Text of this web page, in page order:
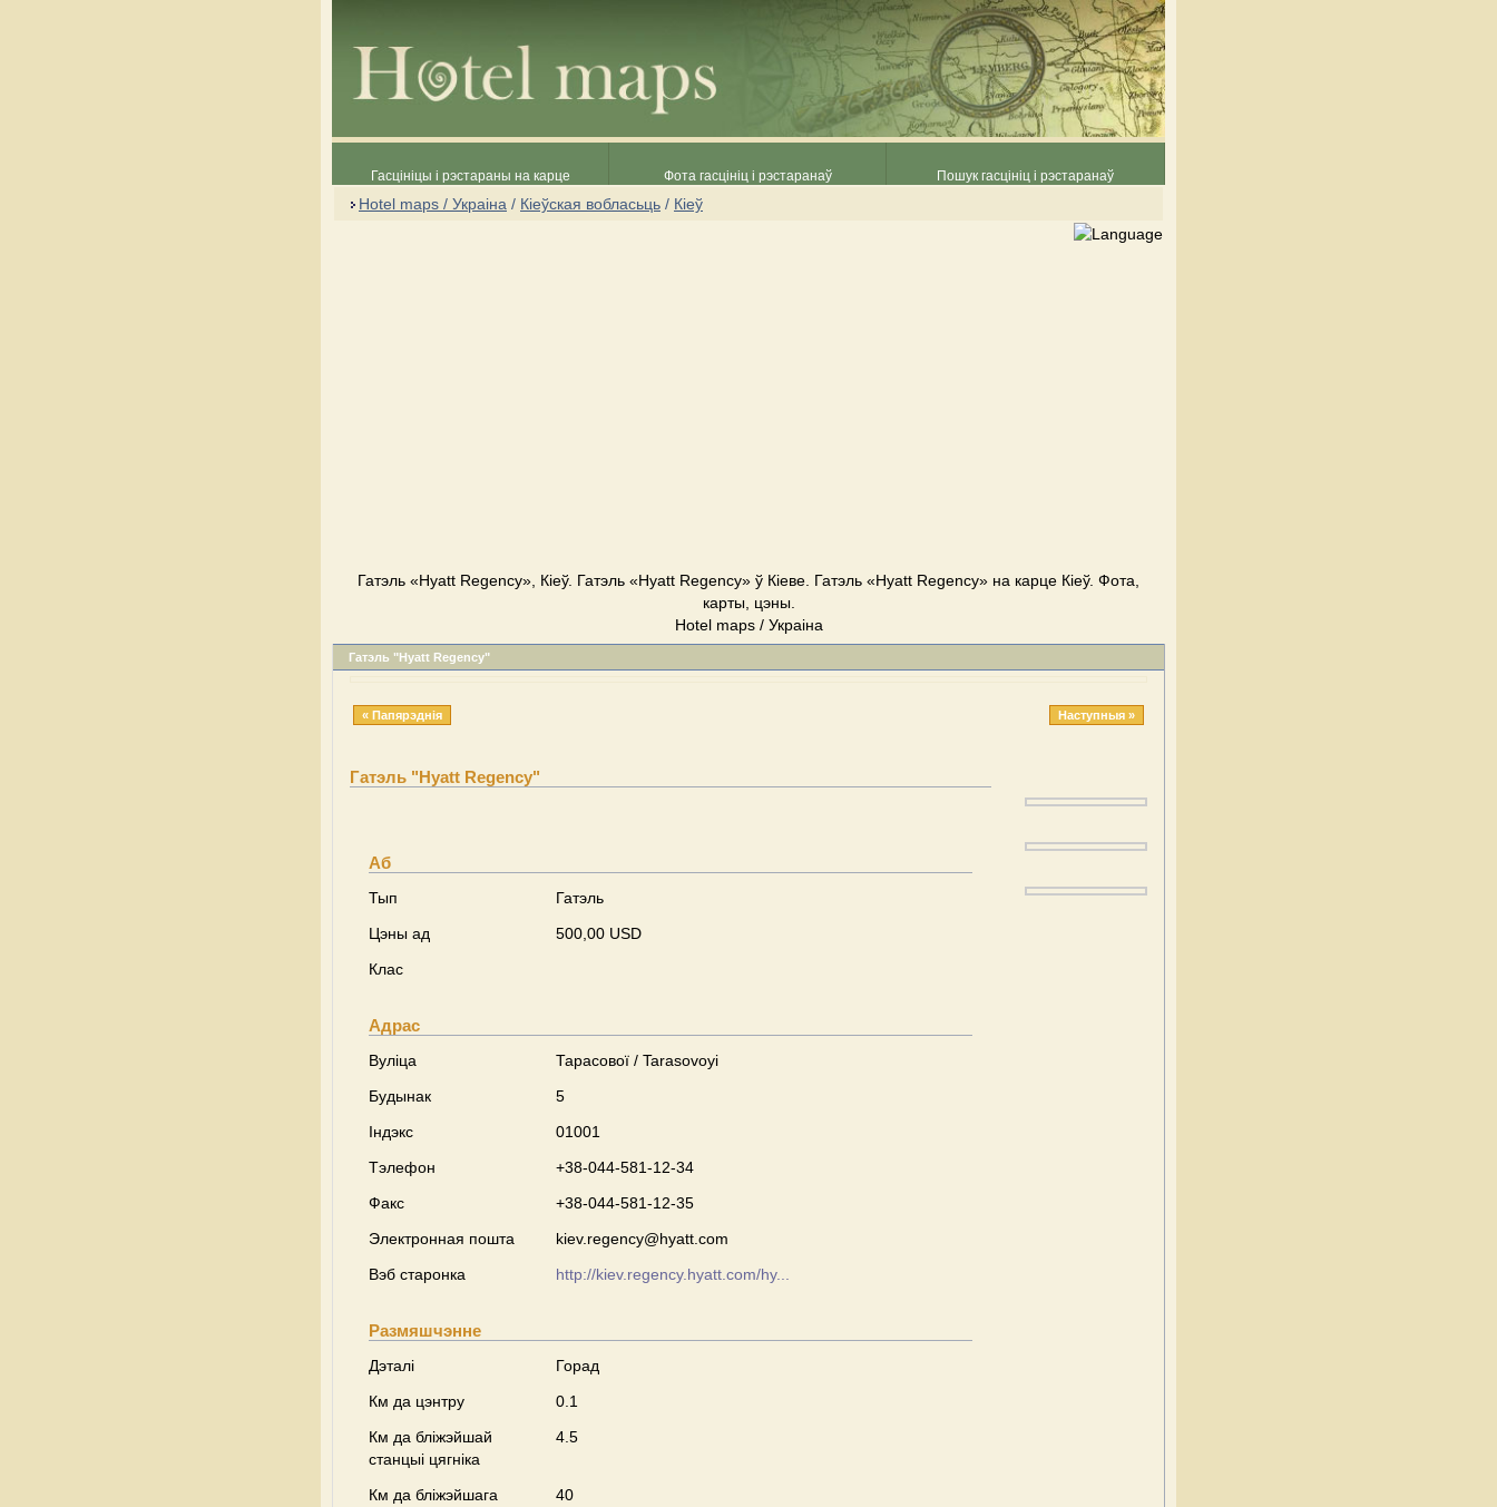
Гасцініцы і рэстараны на карце Фота гасцініц і рэстаранаў Пошук гасцініц і рэстаранаў
Hotel maps / Украіна / Кіеўская вобласьць / Кіеў
Гатэль «Hyatt Regency», Кіеў. Гатэль «Hyatt Regency» ў Кіеве. Гатэль «Hyatt Regency» на карце Кіеў. Фота,
карты, цэны.
Hotel maps / Украіна
Гатэль "Hyatt Regency"
« Папярэднія Наступныя »
Гатэль "Hyatt Regency"
Аб
Тып
Гатэль
Цэны ад
500,00 USD
Клас
Адрас
Вуліца
Тарасової / Tarasovoyi
Будынак
5
Індэкс
01001
Тэлефон
+38-044-581-12-34
Факс
+38-044-581-12-35
Электронная пошта
kiev.regency@hyatt.com
Вэб старонка
http://kiev.regency.hyatt.com/hy...
Размяшчэнне
Дэталі
Горад
Км да цэнтру
0.1
Км да бліжэйшай
станцыі цягніка
4.5
Км да бліжэйшага
40